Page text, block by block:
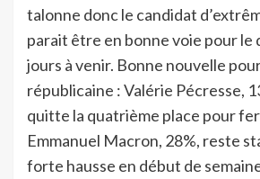
talonne donc le candidat
parait être en bonne voie pour le
jours à venir. Bonne nouvelle
républicaine : Valérie Pécresse,
quitte la quatrième place pour
Emmanuel Macron, 28%, reste
forte hausse en début de